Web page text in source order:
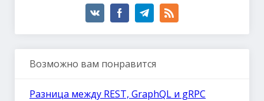
Возможно вам понравится
Разница между REST, GraphQL и gRPC